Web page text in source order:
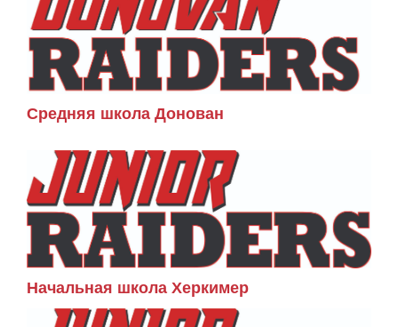
Средняя школа Донован
Начальная школа Херкимер